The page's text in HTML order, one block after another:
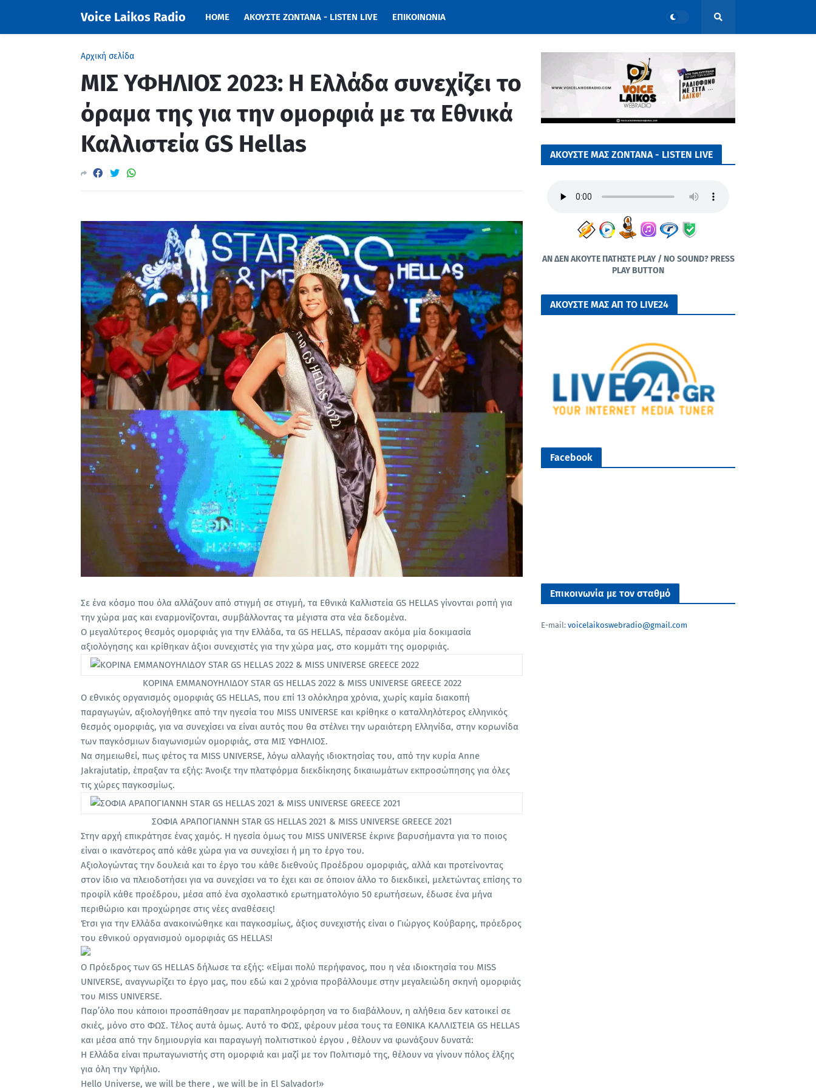
Voice Laikos Radio HOME ΑΚΟΥΣΤΕ ΖΩΝΤΑΝΑ - LISTEN LIVE ΕΠΙΚΟΙΝΩΝΙΑ
Αρχική σελίδα
ΜΙΣ ΥΦΗΛΙΟΣ 2023: H Ελλάδα συνεχίζει το
όραμα της για την ομορφιά με τα Εθνικά
Καλλιστεία GS Hellas
Σε ένα κόσμο που όλα αλλάζουν από στιγμή σε στιγμή, τα Εθνικά Καλλιστεία GS HELLAS γίνονται ροπή για
την χώρα μας και εναρμονίζονται, συμβάλλοντας τα μέγιστα στα νέα δεδομένα.
Ο μεγαλύτερος θεσμός ομορφιάς για την Ελλάδα, τα GS HELLAS, πέρασαν ακόμα μία δοκιμασία
αξιολόγησης και κρίθηκαν άξιοι συνεχιστές για την χώρα μας, στο κομμάτι της ομορφιάς.
ΚΟΡΙΝΑ ΕΜΜΑΝΟΥΗΛΙΔΟΥ STAR GS HELLAS 2022 & MISS UNIVERSE GREECE 2022
Ο εθνικός οργανισμός ομορφιάς GS HELLAS, που επί 13 ολόκληρα χρόνια, χωρίς καμία διακοπή
παραγωγών, αξιολογήθηκε από την ηγεσία του MISS UNIVERSE και κρίθηκε ο καταλληλότερος ελληνικός
θεσμός ομορφιάς, για να συνεχίσει να είναι αυτός που θα στέλνει την ωραιότερη Ελληνίδα, στην κορωνίδα
των παγκόσμιων διαγωνισμών ομορφιάς, στα ΜΙΣ ΥΦΗΛΙΟΣ.
Να σημειωθεί, πως φέτος τα MISS UNIVERSE, λόγω αλλαγής ιδιοκτησίας του, από την κυρία Anne
Jakrajutatip, έπραξαν τα εξής: Άνοιξε την πλατφόρμα διεκδίκησης δικαιωμάτων εκπροσώπησης για όλες
τις χώρες παγκοσμίως.
ΣΟΦΙΑ ΑΡΑΠΟΓΙΑΝΝΗ STAR GS HELLAS 2021 & MISS UNIVERSE GREECE 2021
Στην αρχή επικράτησε ένας χαμός. Η ηγεσία όμως του MISS UNIVERSE έκρινε βαρυσήμαντα για το ποιος
είναι ο ικανότερος από κάθε χώρα για να συνεχίσει ή μη το έργο του.
Αξιολογώντας την δουλειά και το έργο του κάθε διεθνούς Προέδρου ομορφιάς, αλλά και προτείνοντας
στον ίδιο να πλειοδοτήσει για να συνεχίσει να το έχει και σε όποιον άλλο το διεκδικεί, μελετώντας επίσης το
προφίλ κάθε προέδρου, μέσα από ένα σχολαστικό ερωτηματολόγιο 50 ερωτήσεων, έδωσε ένα μήνα
περιθώριο και προχώρησε στις νέες αναθέσεις!
Έτσι για την Ελλάδα ανακοινώθηκε και παγκοσμίως, άξιος συνεχιστής είναι ο Γιώργος Κούβαρης, πρόεδρος
του εθνικού οργανισμού ομορφιάς GS HELLAS!
O Πρόεδρος των GS HELLAS δήλωσε τα εξής: «Είμαι πολύ περήφανος, που η νέα ιδιοκτησία του MISS
UNIVERSE, αναγνωρίζει το έργο μας, που εδώ και 2 χρόνια προβάλλουμε στην μεγαλειώδη σκηνή ομορφιάς
του MISS UNIVERSE.
Παρ’όλο που κάποιοι προσπάθησαν με παραπληροφόρηση να το διαβάλλουν, η αλήθεια δεν κατοικεί σε
σκιές, μόνο στο ΦΩΣ. Τέλος αυτά όμως. Αυτό το ΦΩΣ, φέρουν μέσα τους τα ΕΘΝΙΚΑ ΚΑΛΛΙΣΤΕΙΑ GS HELLAS
και μέσα από την δημιουργία και παραγωγή πολιτιστικού έργου , θέλουν να φωνάξουν δυνατά:
Η Ελλάδα είναι πρωταγωνιστής στη ομορφιά και μαζί με τον Πολιτισμό της, θέλουν να γίνουν πόλος έλξης
για όλη την Υφήλιο.
Hello Universe, we will be there , we will be in El Salvador!»
ΑΚΟΥΣΤΕ ΜΑΣ ΖΩΝΤΑΝΑ - LISTEN LIVE
ΑΝ ΔΕΝ ΑΚΟΥΤΕ ΠΑΤΗΣΤΕ PLAY / NO SOUND? PRESS
PLAY BUTTON
ΑΚΟΥΣΤΕ ΜΑΣ ΑΠ ΤΟ LIVE24
Facebook
Επικοινωνία με τον σταθμό
E-mail: voicelaikoswebradio@gmail.com